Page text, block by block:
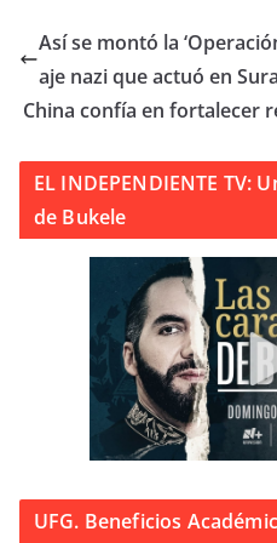
Así se montó la
aje nazi que actuó en
China confía en fortalecer
EL INDEPENDIENTE TV:
de Bukele
UFG. Beneficios